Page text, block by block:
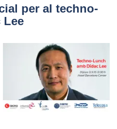
per al techno-
Lee